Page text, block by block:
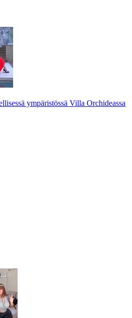
ympäristössä Villa Orchideassa